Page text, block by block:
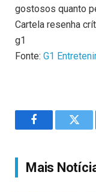
gostosos quanto
Cartela resenha
g1
Fonte: G1
Facebook
Mais